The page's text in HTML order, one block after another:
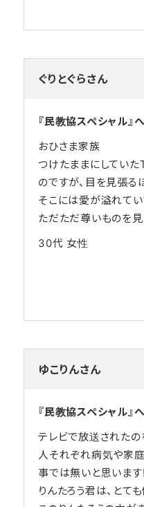
ぐりとぐらさん
『民教協スペシャル』
おひさま家族
つけたままにしてい
のですが、目を見張る
そこには愛が溢れてい
ただただ尊いものを見
30代 女性
ゆこりんさん
『民教協スペシャル』
テレビで放送されたの
人それぞれ病気や家
事では無いと思います!
りんたろう君は、とて